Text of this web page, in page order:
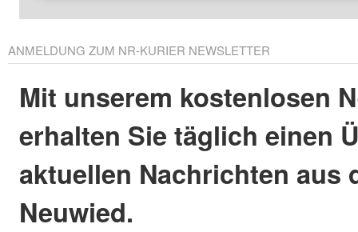
ANMELDUNG ZUM NR-KURIER NEWSLETTER
Mit unserem kostenlosen
erhalten Sie täglich einen
aktuellen Nachrichten aus
Neuwied.